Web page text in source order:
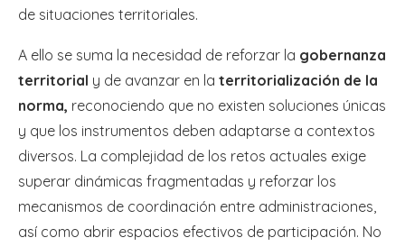
de situaciones territoriales.
A ello se suma la necesidad de reforzar la gobernanza
territorial y de avanzar en la territorialización de la
norma, reconociendo que no existen soluciones únicas
y que los instrumentos deben adaptarse a contextos
diversos. La complejidad de los retos actuales exige
superar dinámicas fragmentadas y reforzar los
mecanismos de coordinación entre administraciones,
así como abrir espacios efectivos de participación. No